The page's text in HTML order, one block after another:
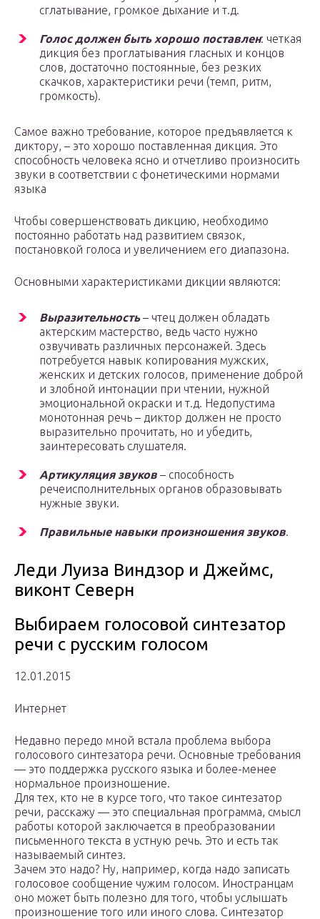
сглатывание, громкое дыхание и т.д.
Голос должен быть хорошо поставлен: четкая
дикция без проглатывания гласных и концов
слов, достаточно постоянные, без резких
скачков, характеристики речи (темп, ритм,
громкость).
Самое важно требование, которое предъявляется к
диктору, – это хорошо поставленная дикция. Это
способность человека ясно и отчетливо произносить
звуки в соответствии с фонетическими нормами
языка
Чтобы совершенствовать дикцию, необходимо
постоянно работать над развитием связок,
постановкой голоса и увеличением его диапазона.
Основными характеристиками дикции являются:
Выразительность– чтец должен обладать
актерским мастерство, ведь часто нужно
озвучивать различных персонажей. Здесь
потребуется навык копирования мужских,
женских и детских голосов, применение доброй
и злобной интонации при чтении, нужной
эмоциональной окраски и т.д. Недопустима
монотонная речь – диктор должен не просто
выразительно прочитать, но и убедить,
заинтересовать слушателя.
Артикуляция звуков – способность
речеисполнительных органов образовывать
нужные звуки.
Правильные навыки произношения звуков.
Леди Луиза Виндзор и Джеймс,
виконт Северн
Выбираем голосовой синтезатор
речи с русским голосом
12.01.2015
Интернет
Недавно передо мной встала проблема выбора
голосового синтезатора речи. Основные требования
— это поддержка русского языка и более-менее
нормальное произношение.
Для тех, кто не в курсе того, что такое синтезатор
речи, расскажу — это специальная программа, смысл
работы которой заключается в преобразовании
письменного текста в устную речь. Это и есть так
называемый синтез.
Зачем это надо? Ну, например, когда надо записать
голосовое сообщение чужим голосом. Иностранцам
оно может быть полезно для того, чтобы услышать
произношение того или иного слова. Синтезатор